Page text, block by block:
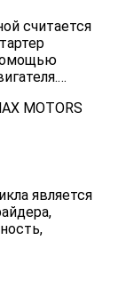
считается
является